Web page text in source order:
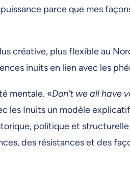
parce que mes
créative, plus flexible au
inuits en lien avec les
mentale. «Don’t we all have
les Inuits un modèle
politique et
des résistances et des